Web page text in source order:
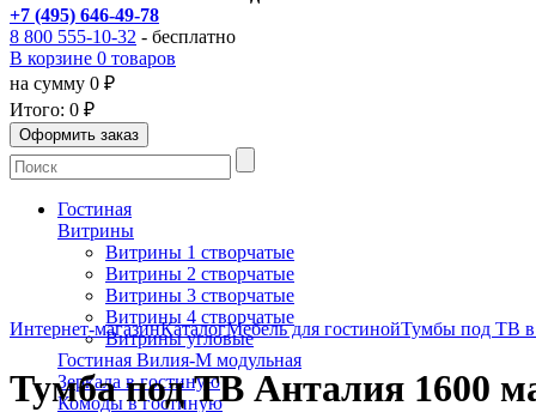
+7 (495) 646-49-78
8 800 555-10-32 - бесплатно
В корзине 0 товаров
на сумму 0 ₽
Итого: 0 ₽
Гостиная
Витрины
Витрины 1 створчатые
Витрины 2 створчатые
Витрины 3 створчатые
Витрины 4 створчатые
Витрины угловые
Гостиная Вилия-М модульная
Зеркала в гостиную
Комоды в гостиную
Интернет-магазинКаталогМебель для гостинойТумбы под ТВ
Тумба под ТВ Анталия 1600